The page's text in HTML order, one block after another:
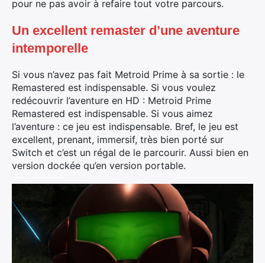
pour ne pas avoir à refaire tout votre parcours.
Un excellent remaster d’une aventure
intemporelle
Si vous n’avez pas fait Metroid Prime à sa sortie : le
Remastered est indispensable. Si vous voulez
redécouvrir l’aventure en HD : Metroid Prime
Remastered est indispensable. Si vous aimez
l’aventure : ce jeu est indispensable. Bref, le jeu est
excellent, prenant, immersif, très bien porté sur
Switch et c’est un régal de le parcourir. Aussi bien en
version dockée qu’en version portable.